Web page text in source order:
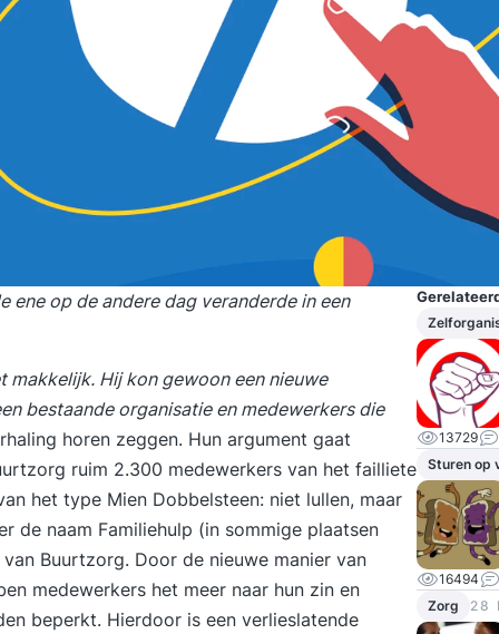
ene op de andere dag veranderde in een
makkelijk. Hij kon gewoon een nieuwe
bestaande organisatie en medewerkers die
horen zeggen. Hun argument gaat
ruim 2.300 medewerkers van het failliete
het type Mien Dobbelsteen: niet lullen, maar
de naam Familiehulp (in sommige plaatsen
Buurtzorg. Door de nieuwe manier van
medewerkers het meer naar hun zin en
beperkt. Hierdoor is een verlieslatende
13729
Sturen op
16494
Zorg
28